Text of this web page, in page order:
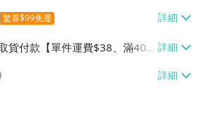
驚喜$99免運
貨付款【單件運費$38、滿40
7-ELEVEN取貨不付款【單件
40件免運費】、萊爾富取貨付
費$60、滿40件免運費】、郵局
費$40、滿40件免運費】